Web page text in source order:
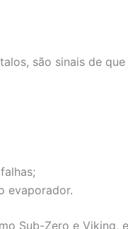
são sinais de
evaporador.
Sub-Zero e Viking,